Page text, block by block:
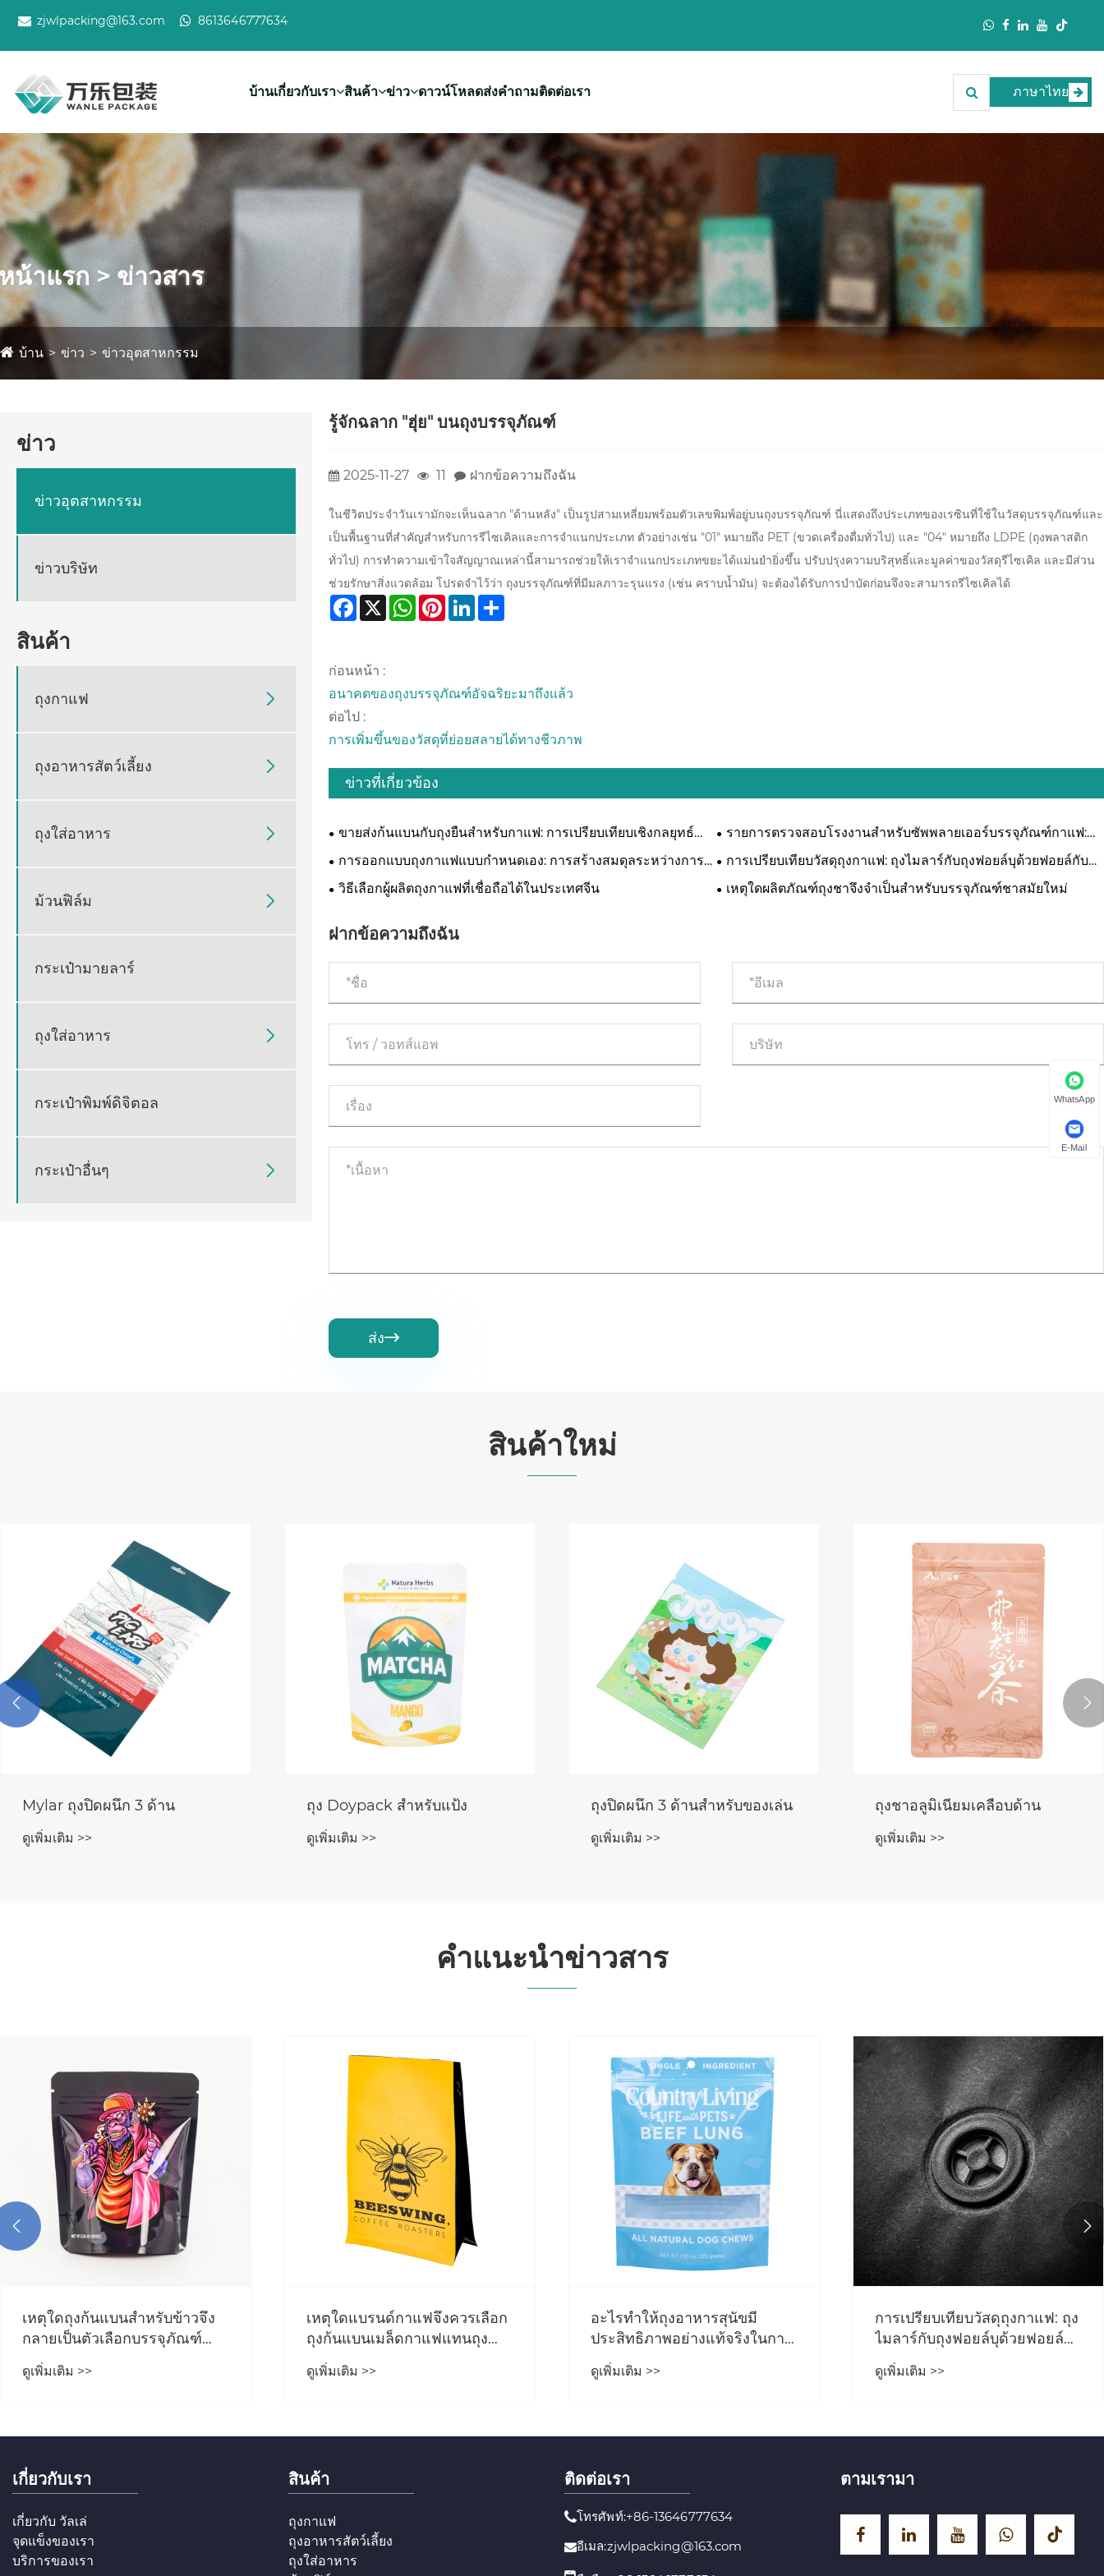
zjwlpacking@163.com 8613646777634
บ้านเกี่ยวกับเรา สินค้า ข่าว ดาวน์โหลดส่งคำถามติดต่อเรา ภาษาไทย
น้าแรก > ข่าวสาร
บ้าน ข่าว ข่าวอุตสาหกรรม
ข่าว
ข่าวอุตสาหกรรม
ข่าวบริษัท
สินค้า
ถุงกาแฟ 
ถุงอาหารสัตว์เลี้ยง 
ถุงใส่อาหาร 
ม้วนฟิล์ม 
กระเป๋ามายลาร์
ถุงใส่อาหาร 
กระเป๋าพิมพ์ดิจิตอล
กระเป๋าอื่นๆ 
รู้จักฉลาก "ฮุ่ย" บนถุงบรรจุภัณฑ์
2025-11-27 11 ฝากข้อความถึงฉัน
ในชีวิตประจำวันเรามักจะเห็นฉลาก "ด้านหลัง" เป็นรูปสามเหลี่ยมพร้อมตัวเลขพิมพ์อยู่บนถุงบรรจุภัณฑ์ นี่แสดงถึงประเภทของเรซินที่ใช้ในวัสดุบรรจุภัณฑ์และ
เป็นพื้นฐานที่สำคัญสำหรับการรีไซเคิลและการจำแนกประเภท ตัวอย่างเช่น "01" หมายถึง PET (ขวดเครื่องดื่มทั่วไป) และ "04" หมายถึง LDPE (ถุงพลาสติก
ทั่วไป) การทำความเข้าใจสัญญาณเหล่านี้สามารถช่วยให้เราจำแนกประเภทขยะได้แม่นยำยิ่งขึ้น ปรับปรุงความบริสุทธิ์และมูลค่าของวัสดุรีไซเคิล และมีส่วน
ช่วยรักษาสิ่งแวดล้อม โปรดจำไว้ว่า ถุงบรรจุภัณฑ์ที่มีมลภาวะรุนแรง (เช่น คราบน้ำมัน) จะต้องได้รับการบำบัดก่อนจึงจะสามารถรีไซเคิลได้
Facebook
X WhatsApp
Pinterest
LinkedIn
ก่อนหน้า :
อนาคตของถุงบรรจุภัณฑ์อัจฉริยะมาถึงแล้ว
ต่อไป :
การเพิ่มขึ้นของวัสดุที่ย่อยสลายได้ทางชีวภาพ
ข่าวที่เกี่ยวข้อง
ขายส่งก้นแบนกับถุงยืนสำหรับกาแฟ: การเปรียบเทียบเชิงกลยุทธ์
รายการตรวจสอบโรงงานสำหรับซัพพลายเออร์บรรจุภัณฑ์กาแฟ:
คู่มือ B2B มืออาชีพ
การออกแบบถุงกาแฟแบบกำหนดเอง: การสร้างสมดุลระหว่างการ
สร้างแบรนด์และการอนุรักษ์
การเปรียบเทียบวัสดุถุงกาแฟ: ถุงไมลาร์กับถุงฟอยล์บุด้วยฟอยล์กับถุง
กาแฟที่ย่อยสลายได้
วิธีเลือกผู้ผลิตถุงกาแฟที่เชื่อถือได้ในประเทศจีน เหตุใดผลิตภัณฑ์ถุงชาจึงจำเป็นสำหรับบรรจุภัณฑ์ชาสมัยใหม่
ฝากข้อความถึงฉัน
ส่ง
สินค้าใหม่
Mylar ถุงปิดผนึก 3 ด้าน
ดูเพิ่มเติม >>
ถุง Doypack สำหรับแป้ง
ดูเพิ่มเติม >>
ถุงปิดผนึก 3 ด้านสำหรับของเล่น
ดูเพิ่มเติม >>
ถุงชาอลูมิเนียมเคลือบด้าน
ดูเพิ่มเติม >>
 
คำแนะนำข่าวสาร
เหตุใดถุงก้นแบนสำหรับข้าวจึง
กลายเป็นตัวเลือกบรรจุภัณฑ์
ยอดนิยมสำหรับแบรนด์ข้าวสมัย
ใหม่
ดูเพิ่มเติม >>
เหตุใดแบรนด์กาแฟจึงควรเลือก
ถุงก้นแบนเมล็ดกาแฟแทนถุง
แบบเดิมๆ
ดูเพิ่มเติม >>
อะไรทำให้ถุงอาหารสุนัขมี
ประสิทธิภาพอย่างแท้จริงในการ
จัดเก็บ การสร้างแบรนด์ และ
ความสดใหม่
ดูเพิ่มเติม >>
การเปรียบเทียบวัสดุถุงกาแฟ: ถุง
ไมลาร์กับถุงฟอยล์บุด้วยฟอยล์กับ
ถุงกาแฟที่ย่อยสลายได้
ดูเพิ่มเติม >>
 
เกี่ยวกับเรา
เกี่ยวกับ วัลเล่
จุดแข็งของเรา
บริการของเรา
สินค้า
ถุงกาแฟ
ถุงอาหารสัตว์เลี้ยง
ถุงใส่อาหาร
ติดต่อเรา
โทรศัพท์:+86-13646777634
อีเมล:zjwlpacking@163.com
ตามเรามา
WhatsApp
E-Mail